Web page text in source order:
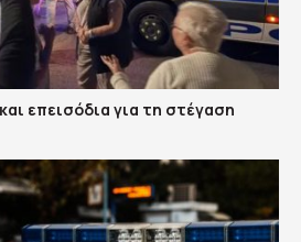
επεισόδια για τη στέγαση